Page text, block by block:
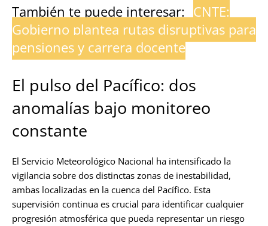
También te puede interesar: CNTE:
Gobierno plantea rutas disruptivas para
pensiones y carrera docente
El pulso del Pacífico: dos
anomalías bajo monitoreo
constante
El Servicio Meteorológico Nacional ha intensificado la
vigilancia sobre dos distinctas zonas de inestabilidad,
ambas localizadas en la cuenca del Pacífico. Esta
supervisión continua es crucial para identificar cualquier
progresión atmosférica que pueda representar un riesgo